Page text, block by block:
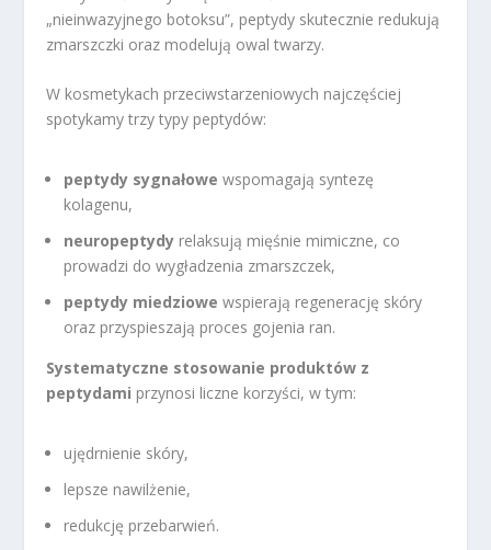
„nieinwazyjnego botoksu”, peptydy skutecznie redukują
zmarszczki oraz modelują owal twarzy.
W kosmetykach przeciwstarzeniowych najczęściej
spotykamy trzy typy peptydów:
peptydy sygnałowe wspomagają syntezę
kolagenu,
neuropeptydy relaksują mięśnie mimiczne, co
prowadzi do wygładzenia zmarszczek,
peptydy miedziowe wspierają regenerację skóry
oraz przyspieszają proces gojenia ran.
Systematyczne stosowanie produktów z
peptydami przynosi liczne korzyści, w tym:
ujędrnienie skóry,
lepsze nawilżenie,
redukcję przebarwień.